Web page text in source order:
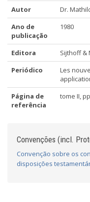
Autor
Dr.
Ano de
publicação
1980
Editora
Sijthoff &
Periódico
Les
Página de
referência
tome II,
Convenções (incl.
Convenção sobre os
disposições